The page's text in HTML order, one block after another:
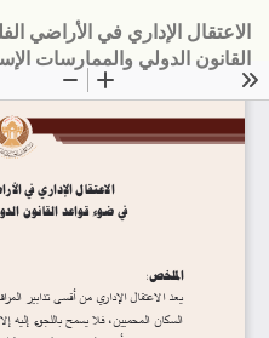
إلى
تفاصيل
المؤلَّف
الاعتقال الإداري في الأراضي
القانون الدولي والممارسات